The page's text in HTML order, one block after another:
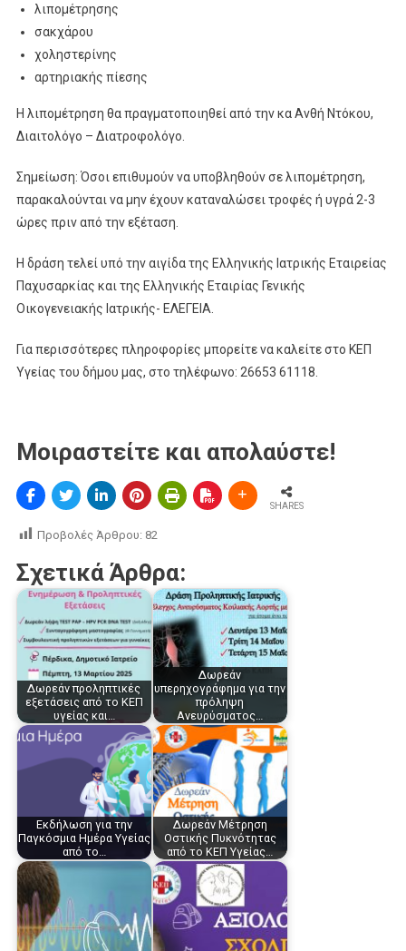
λιπομέτρησης
σακχάρου
χοληστερίνης
αρτηριακής πίεσης
Η λιπομέτρηση θα πραγματοποιηθεί από την κα Ανθή Ντόκου,
Διαιτολόγο – Διατροφολόγο.
Σημείωση: Όσοι επιθυμούν να υποβληθούν σε λιπομέτρηση,
παρακαλούνται να μην έχουν καταναλώσει τροφές ή υγρά 2-3
ώρες πριν από την εξέταση.
Η δράση τελεί υπό την αιγίδα της Ελληνικής Ιατρικής Εταιρείας
Παχυσαρκίας και της Ελληνικής Εταιρίας Γενικής
Οικογενειακής Ιατρικής- ΕΛΕΓΕΙΑ.
Για περισσότερες πληροφορίες μπορείτε να καλείτε στο ΚΕΠ
Υγείας του δήμου μας, στο τηλέφωνο: 26653 61118.
Μοιραστείτε και απολαύστε!
SHARES
Προβολές Άρθρου: 82
Σχετικά Άρθρα:
Δωρεάν προληπτικές
εξετάσεις από το ΚΕΠ
υγείας και…
Δωρεάν
υπερηχογράφημα για την
πρόληψη
Ανευρύσματος…
Εκδήλωση για την
Παγκόσμια Ημέρα Υγείας
από το…
Δωρεάν Μέτρηση
Οστικής Πυκνότητας
από το ΚΕΠ Υγείας…